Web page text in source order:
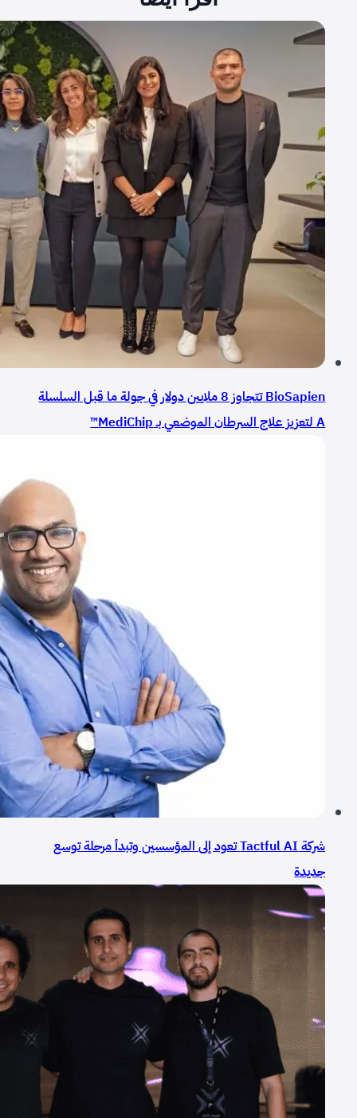
BioSapien تتجاوز 8 ملايين دولار في جولة ما قبل السلسلة
A لتعزيز علاج السرطان الموضعي بـ MediChip™
شركة Tactful AI تعود إلى المؤسسين وتبدأ مرحلة توسع
جديدة